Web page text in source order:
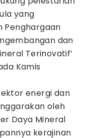
yang
Penghargaan
dan
Terinovatif’
Kamis
energi dan
oleh
Daya Mineral
kerajinan